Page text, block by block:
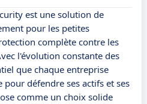
est une solution de
pour les petites
complète contre les
l'évolution constante des
que chaque entreprise
défendre ses actifs et ses
comme un choix solide